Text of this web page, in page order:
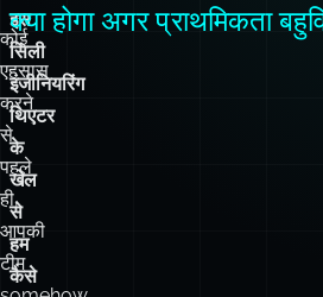
से
पहले
ही,
आपकी
टीम
somehow
P00
टिकटों
में
के
खेल
से
हम
कैसे
बच
सकते
हैं?